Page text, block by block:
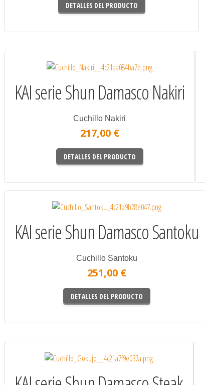
DETALLES DEL PRODUCTO
KAI serie Shun Damasco Nakiri
Cuchillo Nakiri
217,00 €
DETALLES DEL PRODUCTO
KAI serie Shun Damasco Santoku
Cuchillo Santoku
251,00 €
DETALLES DEL PRODUCTO